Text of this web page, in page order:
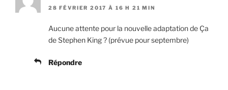
28 FÉVRIER 2017 À 16 H 21 MIN
Aucune attente pour la nouvelle adaptation de Ça
de Stephen King ? (prévue pour septembre)
Répondre